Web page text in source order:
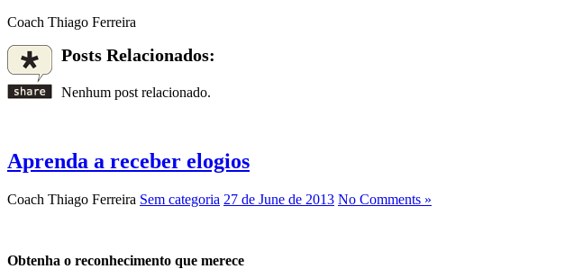
Coach Thiago Ferreira
Posts Relacionados:
Nenhum post relacionado.
Aprenda a receber elogios
Coach Thiago Ferreira Sem categoria 27 de June de 2013 No Comments »
Obtenha o reconhecimento que merece